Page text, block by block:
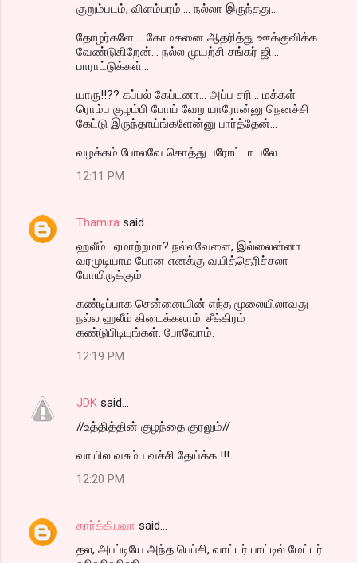
குறும்படம், விளம்பரம்.... நல்லா இருந்தது...
தோழர்களே.... கோமகனை ஆதரித்து ஊக்குவிக்க
வேண்டுகிறேன்... நல்ல முயற்சி சங்கர் ஜி...
பாராட்டுக்கள்...
யாரு!!?? கப்பல் கேப்டனா... அப்ப சரி... மக்கள்
ரொம்ப குழம்பி போய் வேற யாரோன்னு நெனச்சி
கேட்டு இருந்தாய்ங்களேன்னு பார்த்தேன்...
வழக்கம் போலவே கொத்து பரோட்டா பலே..
12:11 PM
Thamira said…
ஹலீம்.. ஏமாற்றமா? நல்லவேளை, இல்லைன்னா
வரமுடியாம போன எனக்கு வயித்தெரிச்சலா
போயிருக்கும்.
கண்டிப்பாக சென்னையின் எந்த மூலையிலாவது
நல்ல ஹலீம் கிடைக்கலாம். சீக்கிரம்
கண்டுபிடியுங்கள். போவோம்.
12:19 PM
JDK said…
//உத்தித்தின் குழந்தை குரலும்//
வாயில வசும்ப வச்சி தேய்க்க !!!
12:20 PM
கார்க்கிபவா said…
தல, அபப்டியே அந்த பெப்சி, வாட்டர் பாட்டில் மேட்டர்..